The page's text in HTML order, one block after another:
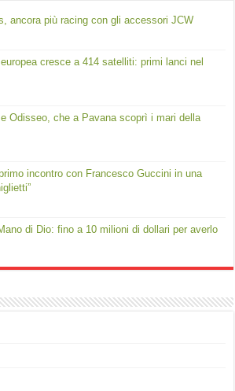
ancora più racing con gli accessori JCW
cresce a 414 satelliti: primi lanci nel
Odisseo, che a Pavana scoprì i mari della
incontro con Francesco Guccini in una
di Dio: fino a 10 milioni di dollari per averlo